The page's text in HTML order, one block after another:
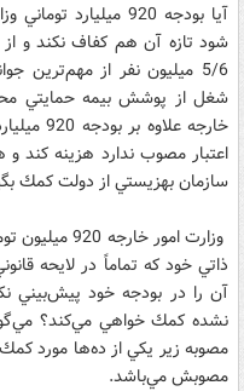
آيا بودجه 920
شود تازه آن هم كفاف نكند و
5/6 ميليون نفر از مهم‌ترين
شغل از پوشش بيمه حمايتي
خارجه
اعتبار مصوب ندارد هزينه كند
سازمان بهزيستي از دولت كمك
وزارت امور
ذاتي خود كه تماماً در لايحه
آن را در بودجه خود پيش‌بيني
نشده كمك خواهي مي‌كند؟
مصوبه زير يكي از ده‌ها مورد كمك
مصوبش مي‌باشد.